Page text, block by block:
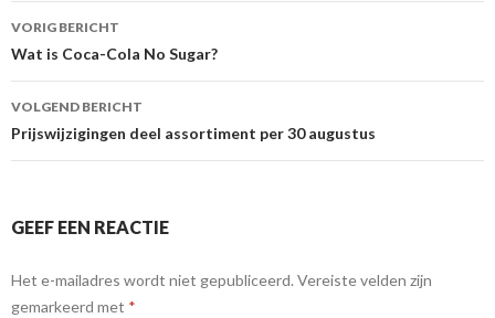
Berichtnavigatie
VORIG BERICHT
Wat is Coca-Cola No Sugar?
VOLGEND BERICHT
Prijswijzigingen deel assortiment per 30 augustus
GEEF EEN REACTIE
Het e-mailadres wordt niet gepubliceerd. Vereiste velden zijn
gemarkeerd met *